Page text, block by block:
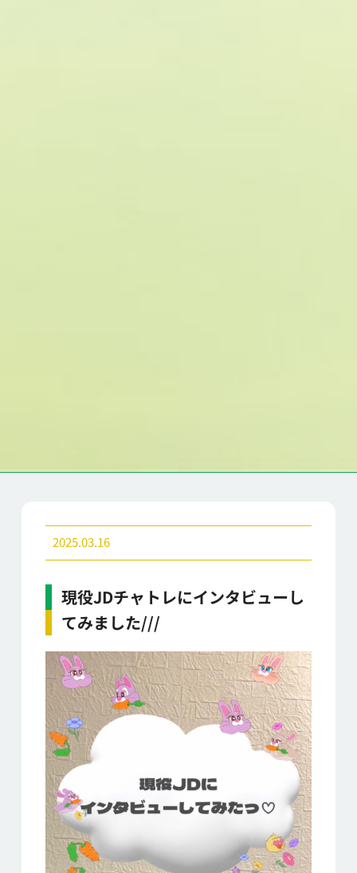
2025.03.16
現役JDチャトレにインタビューし
てみました///